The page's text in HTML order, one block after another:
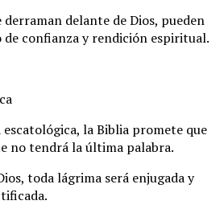
derraman delante de Dios, pueden
confianza y rendición espiritual.
la Biblia promete que
no tendrá la última palabra.
toda lágrima será enjugada y